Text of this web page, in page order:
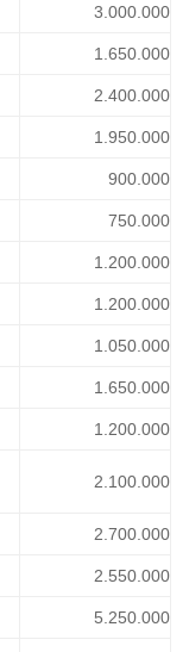
3.000.000
1.650.000
2.400.000
1.950.000
900.000
750.000
1.200.000
1.200.000
1.050.000
1.650.000
1.200.000
2.100.000
2.700.000
2.550.000
5.250.000